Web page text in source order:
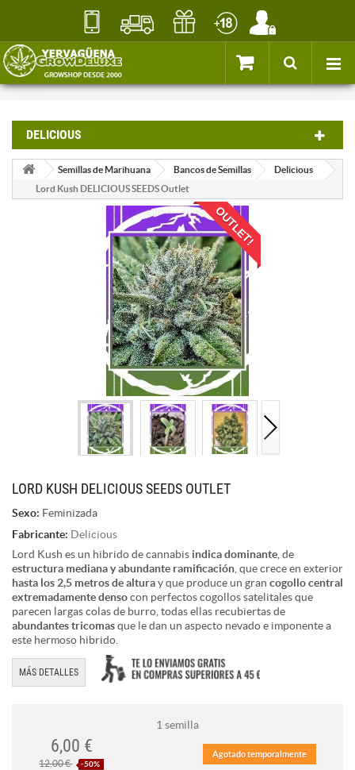
DELICIOUS
Semillas de Marihuana Bancos de Semillas
Delicious
Lord Kush DELICIOUS SEEDS Outlet
OUTLET!
LORD KUSH DELICIOUS SEEDS OUTLET
Sexo: Feminizada
Fabricante: Delicious
Lord Kush es un hibrido de cannabis indica dominante , de
estructura mediana y abundante ramificación , que crece en exterior
hasta los 2,5 metros de alturay que produce un gran cogollo central
extremadamente densocon perfectos cogollos satelitales que
parecen largas colas de burro, todas ellas recubiertas de
abundantes tricomasque le dan un aspecto nevado e imponente a
este hermoso hibrido.
MÁS DETALLES
1 semilla
Agotado temporalmente
6,00 €
12,00 € -50%